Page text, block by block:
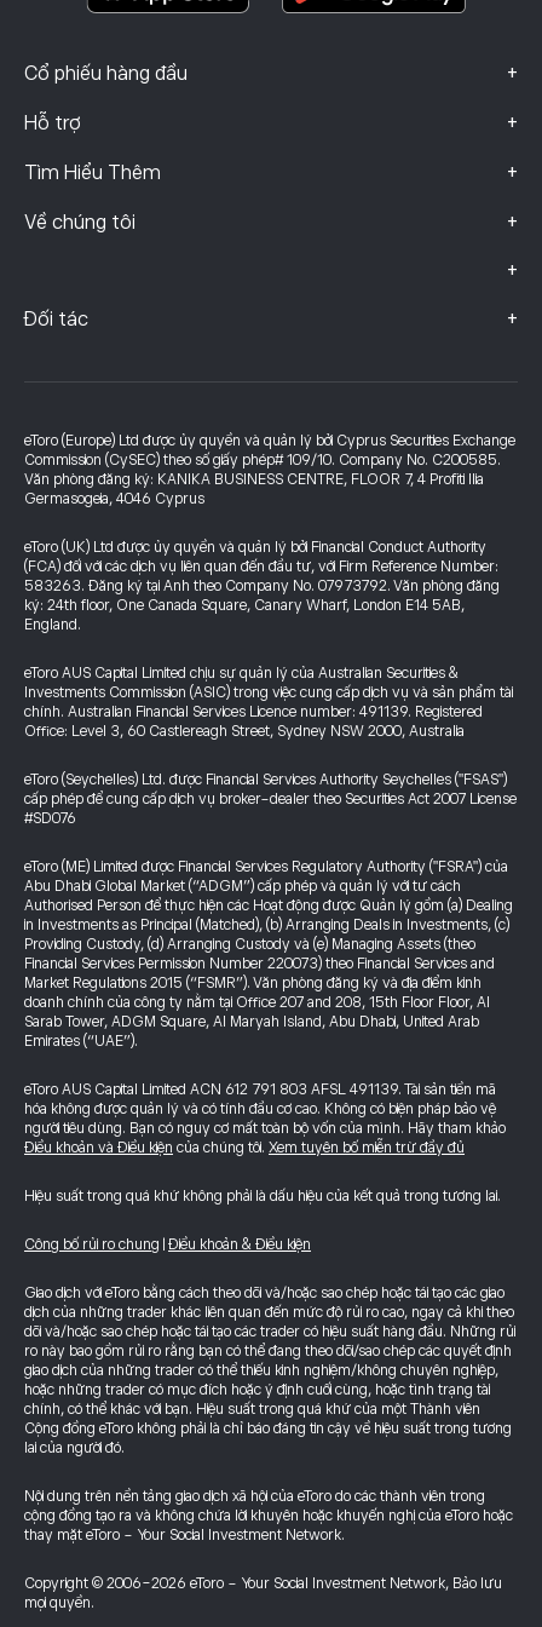
Cổ phiếu hàng đầu +
Hỗ trợ +
Tìm Hiểu Thêm +
Về chúng tôi +
+
Đối tác +
eToro (Europe) Ltd được ủy quyền và quản lý bởi Cyprus Securities Exchange
Commission (CySEC) theo số giấy phép# 109/10. Company No. C200585.
Văn phòng đăng ký: KANIKA BUSINESS CENTRE, FLOOR 7, 4 Profiti Ilia
Germasogeia, 4046 Cyprus
eToro (UK) Ltd được ủy quyền và quản lý bởi Financial Conduct Authority
(FCA) đối với các dịch vụ liên quan đến đầu tư, với Firm Reference Number:
583263. Đăng ký tại Anh theo Company No. 07973792. Văn phòng đăng
ký: 24th floor, One Canada Square, Canary Wharf, London E14 5AB,
England.
eToro AUS Capital Limited chịu sự quản lý của Australian Securities &
Investments Commission (ASIC) trong việc cung cấp dịch vụ và sản phẩm tài
chính. Australian Financial Services Licence number: 491139. Registered
Office: Level 3, 60 Castlereagh Street, Sydney NSW 2000, Australia
eToro (Seychelles) Ltd. được Financial Services Authority Seychelles ("FSAS")
cấp phép để cung cấp dịch vụ broker-dealer theo Securities Act 2007 License
#SD076
eToro (ME) Limited được Financial Services Regulatory Authority ("FSRA") của
Abu Dhabi Global Market (“ADGM”) cấp phép và quản lý với tư cách
Authorised Person để thực hiện các Hoạt động được Quản lý gồm (a) Dealing
in Investments as Principal (Matched), (b) Arranging Deals in Investments, (c)
Providing Custody, (d) Arranging Custody và (e) Managing Assets (theo
Financial Services Permission Number 220073) theo Financial Services and
Market Regulations 2015 (“FSMR”). Văn phòng đăng ký và địa điểm kinh
doanh chính của công ty nằm tại Office 207 and 208, 15th Floor Floor, Al
Sarab Tower, ADGM Square, Al Maryah Island, Abu Dhabi, United Arab
Emirates (“UAE”).
eToro AUS Capital Limited ACN 612 791 803 AFSL 491139. Tài sản tiền mã
hóa không được quản lý và có tính đầu cơ cao. Không có biện pháp bảo vệ
người tiêu dùng. Bạn có nguy cơ mất toàn bộ vốn của mình. Hãy tham khảo
Điều khoản và Điều kiện của chúng tôi. Xem tuyên bố miễn trừ đầy đủ
Hiệu suất trong quá khứ không phải là dấu hiệu của kết quả trong tương lai.
Công bố rủi ro chung Điều khoản & Điều kiện
Giao dịch với eToro bằng cách theo dõi và/hoặc sao chép hoặc tái tạo các giao
dịch của những trader khác liên quan đến mức độ rủi ro cao, ngay cả khi theo
dõi và/hoặc sao chép hoặc tái tạo các trader có hiệu suất hàng đầu. Những rủi
ro này bao gồm rủi ro rằng bạn có thể đang theo dõi/sao chép các quyết định
giao dịch của những trader có thể thiếu kinh nghiệm/không chuyên nghiệp,
hoặc những trader có mục đích hoặc ý định cuối cùng, hoặc tình trạng tài
chính, có thể khác với bạn. Hiệu suất trong quá khứ của một Thành viên
Cộng đồng eToro không phải là chỉ báo đáng tin cậy về hiệu suất trong tương
lai của người đó.
Nội dung trên nền tảng giao dịch xã hội của eToro do các thành viên trong
cộng đồng tạo ra và không chứa lời khuyên hoặc khuyến nghị của eToro hoặc
thay mặt eToro - Your Social Investment Network.
Copyright © 2006-2026 eToro - Your Social Investment Network, Bảo lưu
mọi quyền.